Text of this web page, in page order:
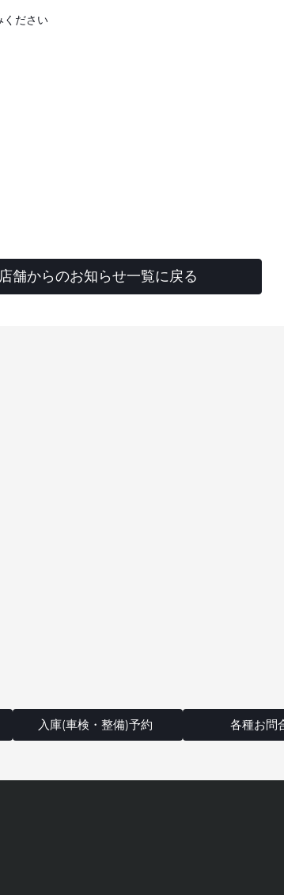
ください
店舗からのお知らせ一覧に戻る
入庫(車検・整備)予約 各種お問